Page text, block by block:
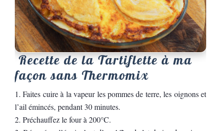
Recette de la Tartiflette à ma
façon sans Thermomix
Faites cuire à la vapeur les pommes de terre, les oignons et
l’ail émincés, pendant 30 minutes.
Préchauffez le four à 200°C.